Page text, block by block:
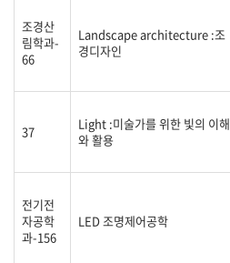
조경산
림학과-
66
Landscape architecture :조
경디자인
37
Light :미술가를 위한 빛의 이해
와 활용
전기전
자공학
과-156
LED 조명제어공학